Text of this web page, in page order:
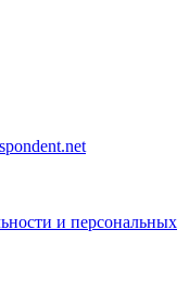
и персональных